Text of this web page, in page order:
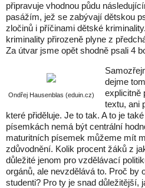
připravuje vhodnou půdu
pasážím, jež se zabývají dětskou
zločinů i příčinami dětské
kriminality přirozeně plyne z
Za útvar jsme opět shodně psali 4
Ondřej Hausenblas (eduin.cz)
dejme
explicitně
textu, ani
které přiděluje. Je to tak. A to je
písemkách nemá být centrální
maturitních písemek můžeme mít
zdůvodnění. Kolik procent žáků z
důležité jenom pro vzdělávací
orgánů, ale nevzdělává to. Proč by
studenti? Pro ty je snad důležitější,